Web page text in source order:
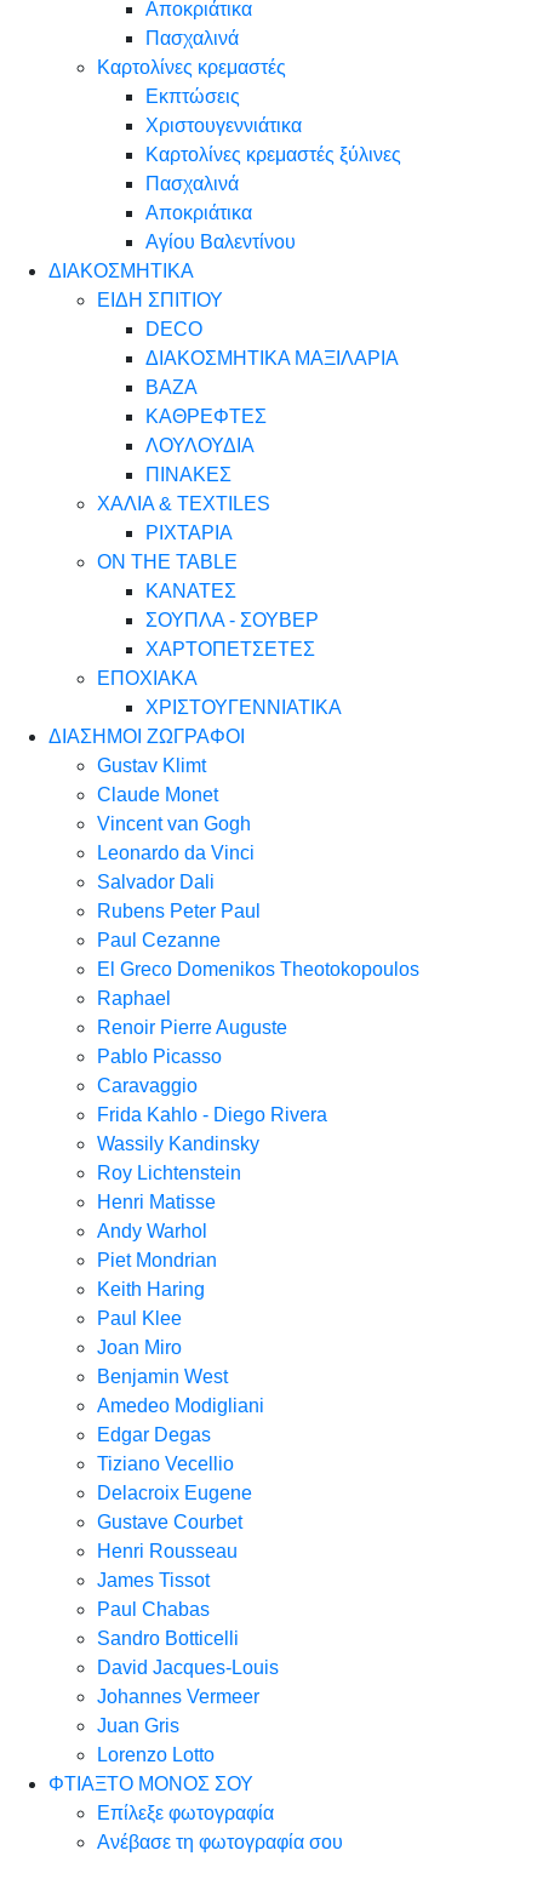
Αποκριάτικα
Πασχαλινά
Καρτολίνες κρεμαστές
Εκπτώσεις
Χριστουγεννιάτικα
Καρτολίνες κρεμαστές ξύλινες
Πασχαλινά
Αποκριάτικα
Αγίου Βαλεντίνου
ΔΙΑΚΟΣΜΗΤΙΚΑ
ΕΙΔΗ ΣΠΙΤΙΟΥ
DECO
ΔΙΑΚΟΣΜΗΤΙΚΑ ΜΑΞΙΛΑΡΙΑ
ΒΑΖΑ
ΚΑΘΡΕΦΤΕΣ
ΛΟΥΛΟΥΔΙΑ
ΠΙΝΑΚΕΣ
ΧΑΛΙΑ & TEXTILES
ΡΙΧΤΑΡΙΑ
ON THE TABLE
ΚΑΝΑΤΕΣ
ΣΟΥΠΛΑ - ΣΟΥΒΕΡ
ΧΑΡΤΟΠΕΤΣΕΤΕΣ
ΕΠΟΧΙΑΚΑ
ΧΡΙΣΤΟΥΓΕΝΝΙΑΤΙΚΑ
ΔΙΑΣΗΜΟΙ ΖΩΓΡΑΦΟΙ
Gustav Klimt
Claude Monet
Vincent van Gogh
Leonardo da Vinci
Salvador Dali
Rubens Peter Paul
Paul Cezanne
El Greco Domenikos Theotokopoulos
Raphael
Renoir Pierre Auguste
Pablo Picasso
Caravaggio
Frida Kahlo - Diego Rivera
Wassily Kandinsky
Roy Lichtenstein
Henri Matisse
Andy Warhol
Piet Mondrian
Keith Haring
Paul Klee
Joan Miro
Benjamin West
Amedeo Modigliani
Edgar Degas
Tiziano Vecellio
Delacroix Eugene
Gustave Courbet
Henri Rousseau
James Tissot
Paul Chabas
Sandro Botticelli
David Jacques-Louis
Johannes Vermeer
Juan Gris
Lorenzo Lotto
ΦΤΙΑΞΤΟ ΜΟΝΟΣ ΣΟΥ
Επίλεξε φωτογραφία
Ανέβασε τη φωτογραφία σου